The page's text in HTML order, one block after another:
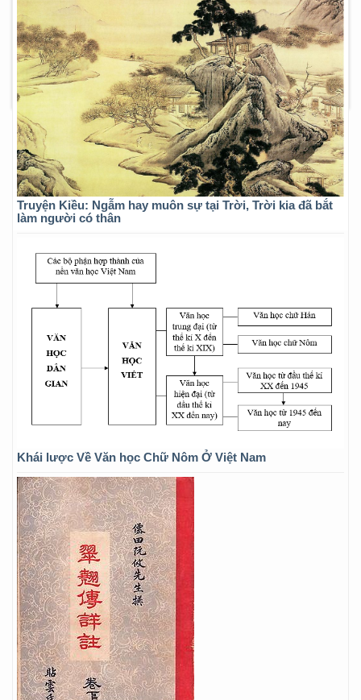
Truyện Kiều: Ngẫm hay muôn sự tại Trời, Trời kia đã bắt
làm người có thân
Khái lược Về Văn học Chữ Nôm Ở Việt Nam